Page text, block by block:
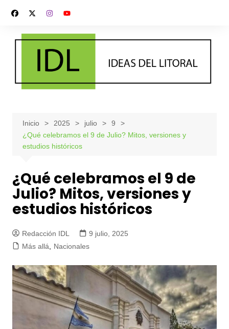
contenido
Inicio 2025 julio
9
¿Qué celebramos el 9 de Julio? Mitos, versiones y
estudios históricos
¿Qué celebramos el 9 de
Julio? Mitos, versiones y
estudios históricos
Redacción IDL
9 julio, 2025
Más allá, Nacionales